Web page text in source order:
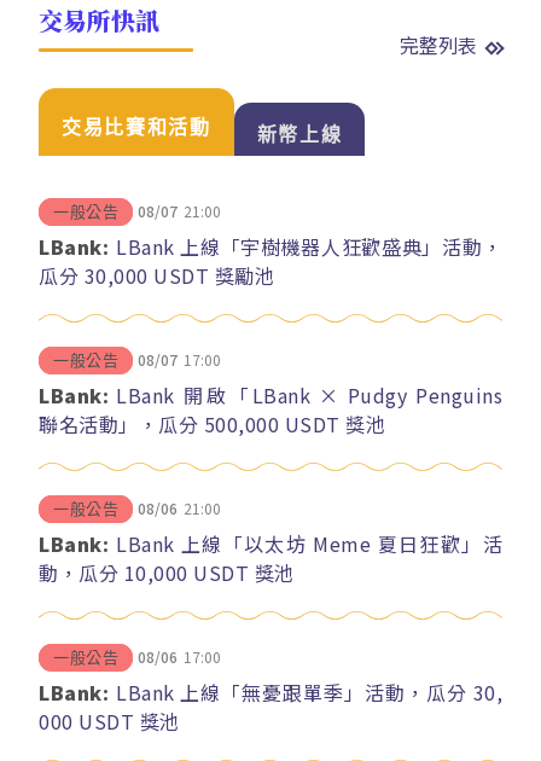
交易所快訊
完整列表
交易比賽和活動 新幣上線
一般公告 08/07 21:00
LBank: LBank 上線「宇樹機器人狂歡盛典」活動，
瓜分 30,000 USDT 獎勵池
一般公告 08/07 17:00
LBank: LBank 開啟「LBank × Pudgy Penguins
聯名活動」，瓜分 500,000 USDT 獎池
一般公告 08/06 21:00
LBank: LBank 上線「以太坊 Meme 夏日狂歡」活
動，瓜分 10,000 USDT 獎池
一般公告 08/06 17:00
LBank: LBank 上線「無憂跟單季」活動，瓜分 30,
000 USDT 獎池